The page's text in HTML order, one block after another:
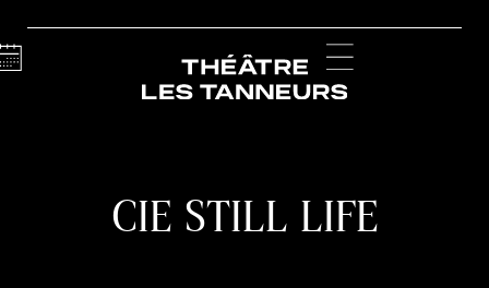
Calendar Menu
CIE STILL LIFE